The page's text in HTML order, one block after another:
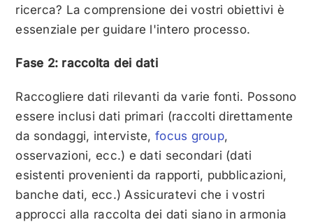
ricerca? La comprensione dei vostri obiettivi è
essenziale per guidare l'intero processo.
Fase 2: raccolta dei dati
Raccogliere dati rilevanti da varie fonti. Possono
essere inclusi dati primari (raccolti direttamente
da sondaggi, interviste, focus group,
osservazioni, ecc.) e dati secondari (dati
esistenti provenienti da rapporti, pubblicazioni,
banche dati, ecc.) Assicuratevi che i vostri
approcci alla raccolta dei dati siano in armonia